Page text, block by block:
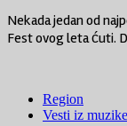
Nekada jedan od
Fest ovog leta ćuti.
Region
Vesti iz muzike